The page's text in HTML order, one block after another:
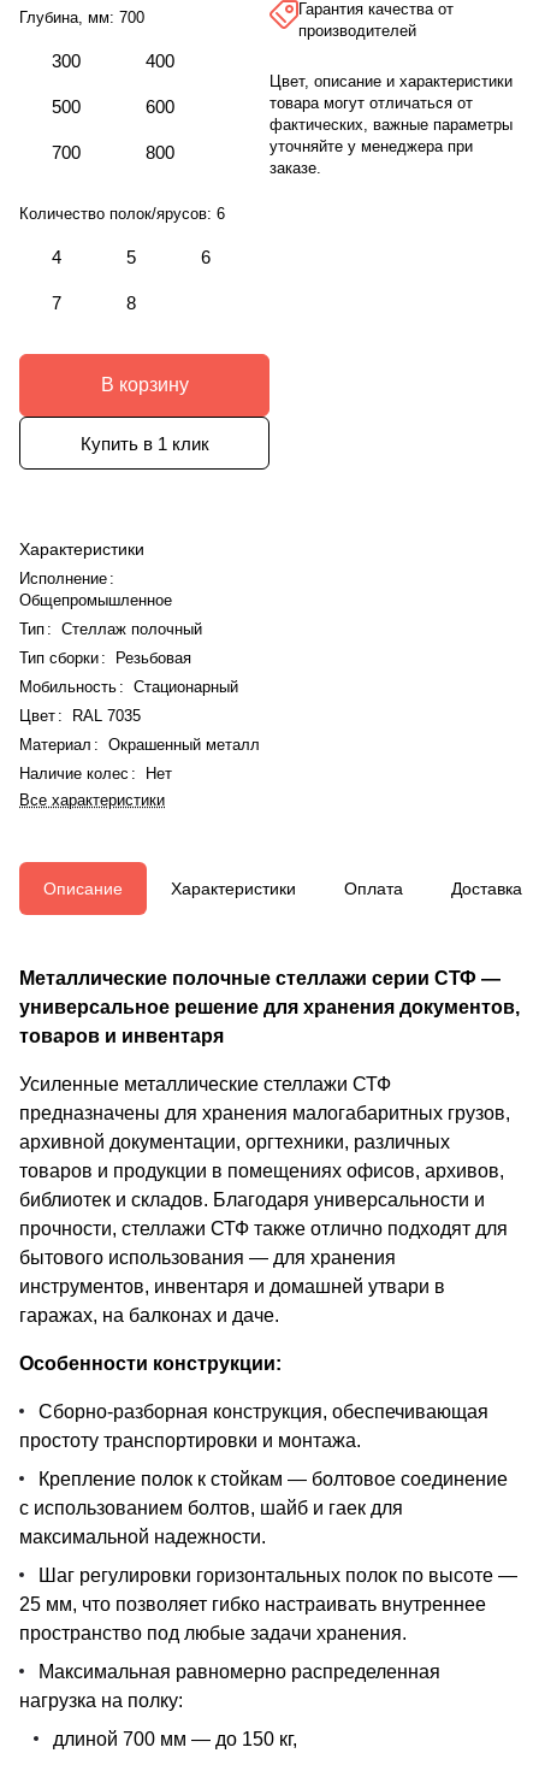
Глубина, мм: 700
300 400
500 600
700 800
Количество полок/ярусов: 6
4 5 6
7 8
В корзину
Купить в 1 клик
Характеристики
Исполнение :
Общепромышленное
Тип : Стеллаж полочный
Тип сборки:
Резьбовая
Мобильность : Стационарный
Цвет :
RAL 7035
Материал : Окрашенный металл
Наличие колес :
Нет
Все характеристики
Гарантия качества от
производителей
Цвет, описание и характеристики
товара могут отличаться от
фактических, важные параметры
уточняйте у менеджера при
заказе.
Описание Характеристики Оплата Доставка
Металлические полочные стеллажи серии СТФ —
универсальное решение для хранения документов,
товаров и инвентаря
Усиленные металлические стеллажи СТФ
предназначены для хранения малогабаритных грузов,
архивной документации, оргтехники, различных
товаров и продукции в помещениях офисов, архивов,
библиотек и складов. Благодаря универсальности и
прочности, стеллажи СТФ также отлично подходят для
бытового использования — для хранения
инструментов, инвентаря и домашней утвари в
гаражах, на балконах и даче.
Особенности конструкции:
Сборно-разборная конструкция, обеспечивающая
простоту транспортировки и монтажа.
Крепление полок к стойкам — болтовое соединение
с использованием болтов, шайб и гаек для
максимальной надежности.
Шаг регулировки горизонтальных полок по высоте —
25 мм, что позволяет гибко настраивать внутреннее
пространство под любые задачи хранения.
Максимальная равномерно распределенная
нагрузка на полку:
длиной 700 мм — до 150 кг,